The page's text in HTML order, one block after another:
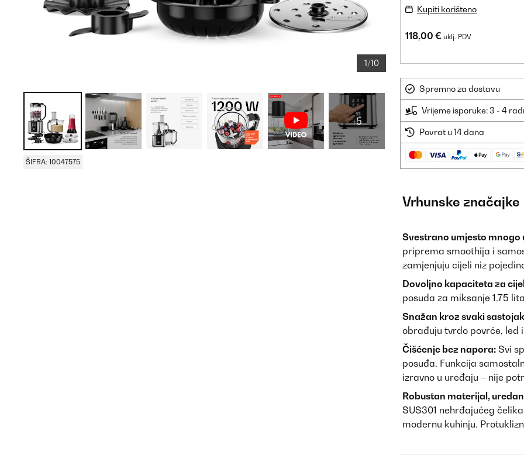
1/10
+5
ŠIFRA: 10047575
Kupiti korišteno
118,00 € uklj. PDV
Spremno za dostavu
Vrijeme isporuke: 3 - 4
Povrat u 14 dana
Vrhunske značajke
Svestrano umjesto mnogo
priprema smoothija i
zamjenjuju cijeli niz
Dovoljno kapaciteta za
posuda za miksanje 1,75
Snažan kroz svaki
obrađuju tvrdo povrće, led
Čišćenje bez napora: Svi
posuđa. Funkcija
izravno u uređaju – nije
Robustan materijal,
SUS301 nehrđajućeg
modernu kuhinju.